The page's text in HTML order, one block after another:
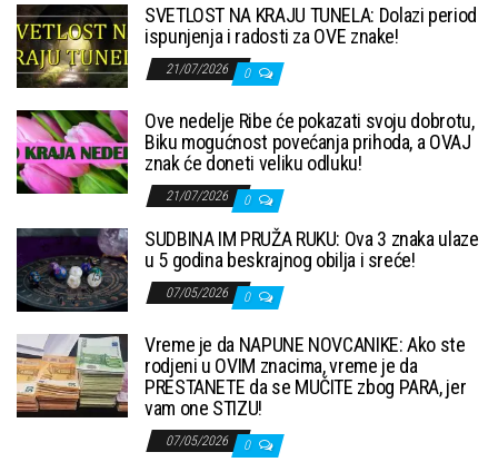
SVETLOST NA KRAJU TUNELA: Dolazi period
ispunjenja i radosti za OVE znake!
21/07/2026 0
Ove nedelje Ribe će pokazati svoju dobrotu,
Biku mogućnost povećanja prihoda, a OVAJ
znak će doneti veliku odluku!
21/07/2026 0
SUDBINA IM PRUŽA RUKU: Ova 3 znaka ulaze
u 5 godina beskrajnog obilja i sreće!
07/05/2026 0
Vreme je da NAPUNE NOVCANIKE: Ako ste
rodjeni u OVIM znacima, vreme je da
PRESTANETE da se MUČITE zbog PARA, jer
vam one STIZU!
07/05/2026 0